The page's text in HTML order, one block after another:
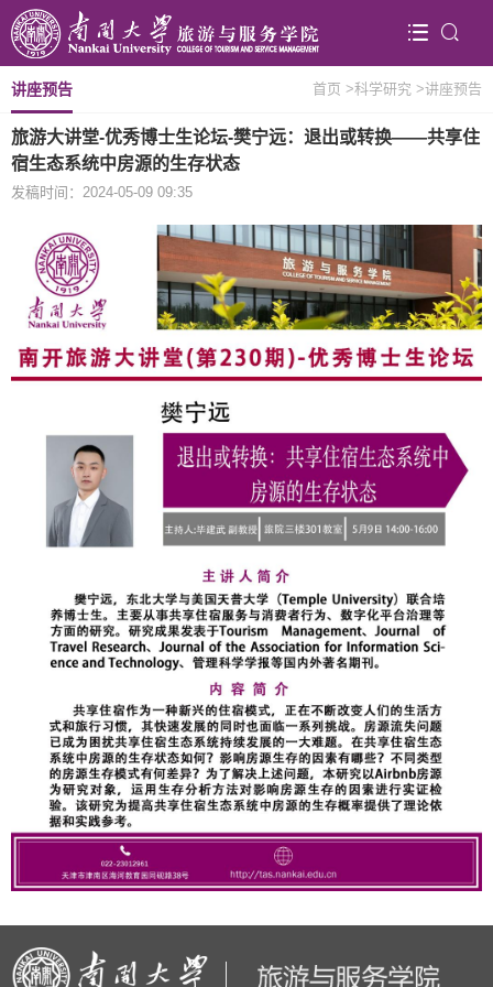
首页 >科学研究 >讲座预告
讲座预告
旅游大讲堂-优秀博士生论坛-樊宁远：退出或转换——共享住
宿生态系统中房源的生存状态
发稿时间：2024-05-09 09:35